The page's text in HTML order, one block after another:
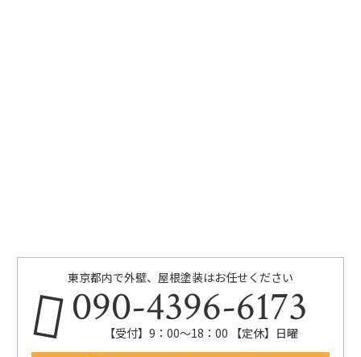
東京都内で外壁、屋根塗装はお任せください
090-4396-6173
【受付】9：00～18：00 【定休】日曜